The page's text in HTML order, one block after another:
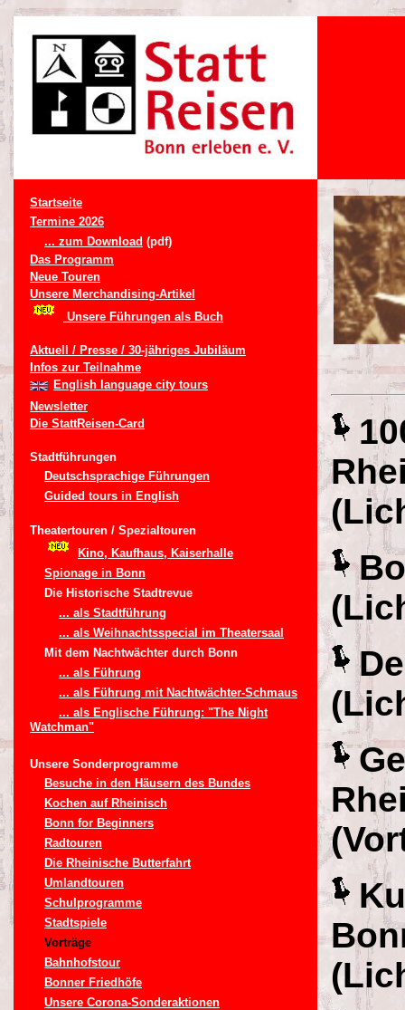
Startseite
Termine 2026
... zum Download (pdf)
Das Programm
Neue Touren
Unsere Merchandising-Artikel
Unsere Führungen als Buch
Aktuell / Presse / 30-jähriges Jubiläum
Infos zur Teilnahme
English language city tours
Newsletter
Die StattReisen-Card
Stadtführungen
Deutschsprachige Führungen
Guided tours in English
Theatertouren / Spezialtouren
Kino, Kaufhaus, Kaiserhalle
Spionage in Bonn
Die Historische Stadtrevue
... als Stadtführung
... als Weihnachtsspecial im Theatersaal
Mit dem Nachtwächter durch Bonn
... als Führung
... als Führung mit Nachtwächter-Schmaus
... als Englische Führung: "The Night
Watchman"
Unsere Sonderprogramme
Besuche in den Häusern des Bundes
Kochen auf Rheinisch
Bonn for Beginners
Radtouren
Die Rheinische Butterfahrt
Umlandtouren
Schulprogramme
Stadtspiele
Vorträge
Bahnhofstour
Bonner Friedhöfe
Unsere Corona-Sonderaktionen